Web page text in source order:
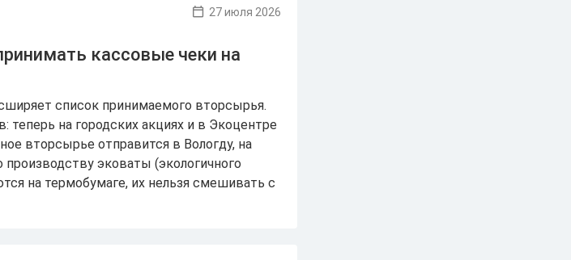
27 июля 2026
кассовые чеки на
список принимаемого вторсырья.
теперь на городских акциях и в Экоцентре
вторсырье отправится в Вологду, на
эковаты (экологичного
на термобумаге, их нельзя смешивать с